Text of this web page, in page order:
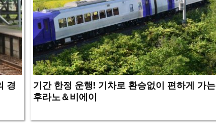
경
기간 한정 운행! 기차로 환승없이 편하게 가는
후라노＆비에이